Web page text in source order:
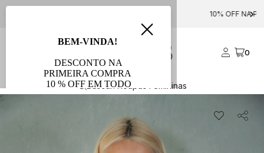
FRETE GRÁTIS PARA COMPRAS ACIMA DE R$ 1000
0